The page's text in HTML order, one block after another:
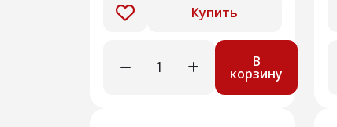
Купить
В
корзину